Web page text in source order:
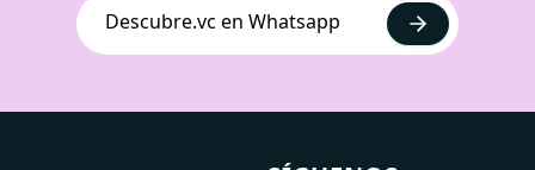
Descubre.vc en Whatsapp